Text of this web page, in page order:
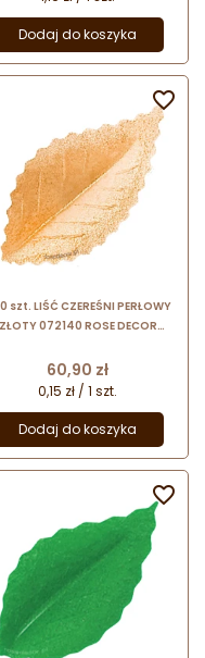
Dodaj do koszyka
szt. LIŚĆ CZEREŚNI PERŁOWY
ZŁOTY 072140 ROSE DECOR
kształcie liści
Cena
60,90 zł
0,15 zł / 1 szt.
Dodaj do koszyka

